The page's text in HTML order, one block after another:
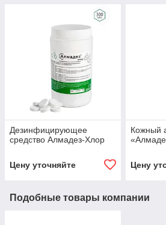
Дезинфицирующее
средство Алмадез-Хлор
Цену уточняйте
Кожный
Цену
Подобные товары компании